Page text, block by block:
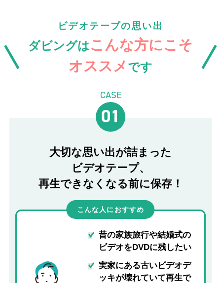
ビデオテープの思い出
ダビングはこんな方にこそ
オススメ です
CASE
01
大切な思い出が詰まった
ビデオテープ、
再生できなくなる前に保存！
こんな人におすすめ
昔の家族旅行や結婚式の
ビデオをDVDに残したい
実家にある古いビデオデ
ッキが壊れていて再生で